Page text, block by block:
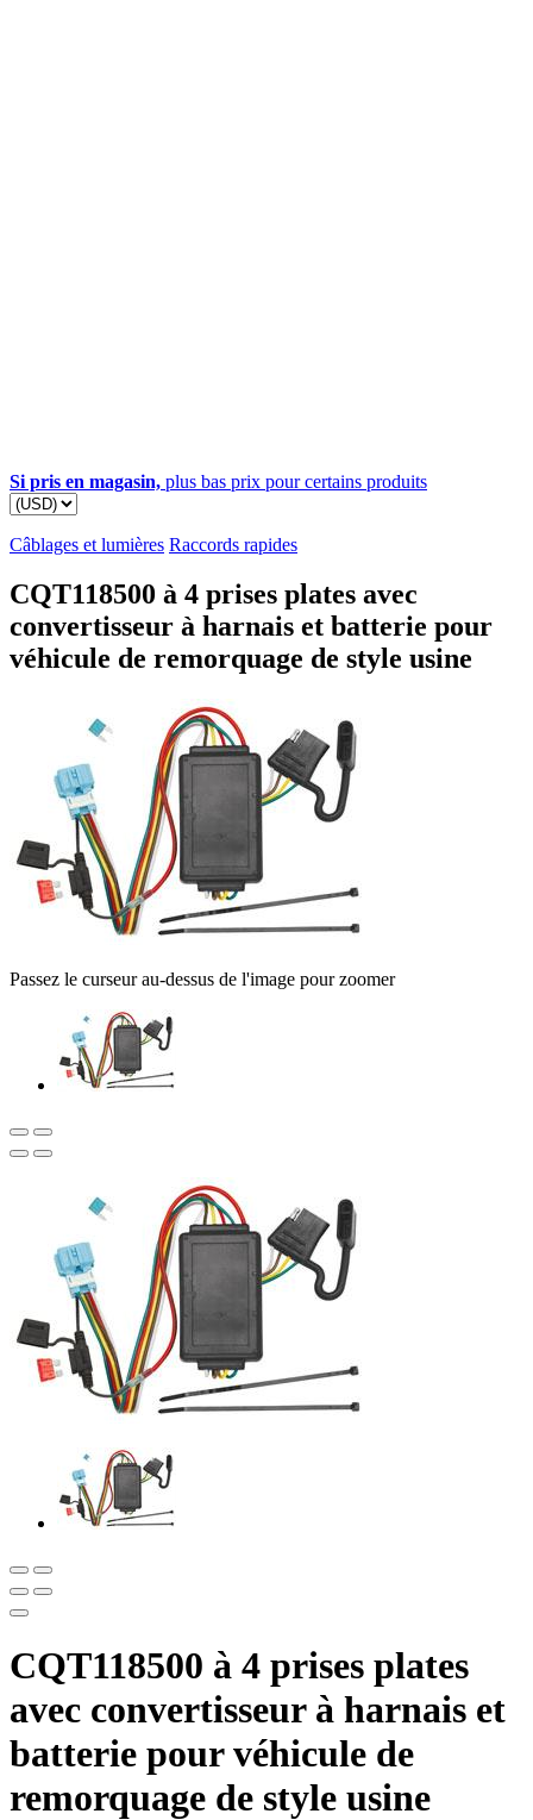
Si pris en magasin, plus bas prix pour certains produits
Câblages et lumières Raccords rapides
CQT118500 à 4 prises plates avec
convertisseur à harnais et batterie pour
véhicule de remorquage de style usine
Passez le curseur au-dessus de l'image pour zoomer
CQT118500 à 4 prises plates
avec convertisseur à harnais et
batterie pour véhicule de
remorquage de style usine